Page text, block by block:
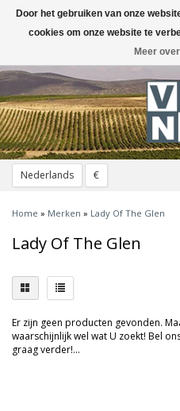
Nederlands €
Toggle
navigation
Home » Merken » Lady Of The Glen
Lady Of The Glen
Er zijn geen producten gevonden.
waarschijnlijk wel wat U zoekt! Bel
graag verder!...
Door het gebruiken van onze
cookies om onze website te
Meer